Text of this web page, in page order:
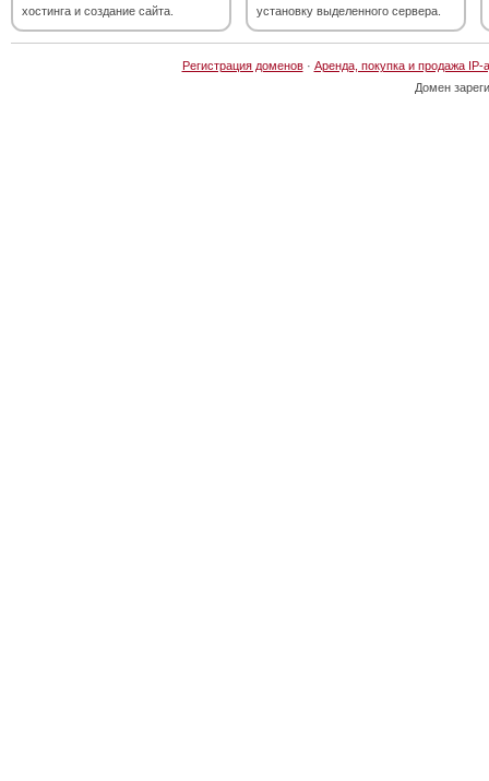
хостинга и создание сайта.
установку выделенного сервера.
Регистрация доменов· Аренда, покупка и продажа IP-
Домен